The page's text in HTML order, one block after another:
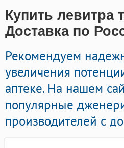
Купить левитра
Доставка по
Рекомендуем
увеличения
аптеке. На нашем
популярные
производителей с